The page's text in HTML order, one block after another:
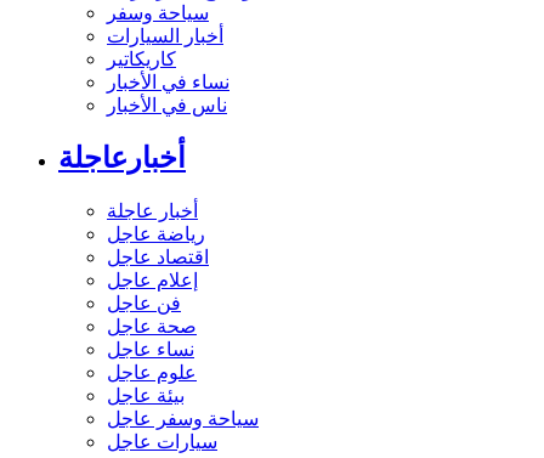
سياحة وسفر
أخبار السيارات
كاريكاتير
نساء في الأخبار
ناس في الأخبار
أخبارعاجلة
أخبار عاجلة
رياضة عاجل
اقتصاد عاجل
إعلام عاجل
فن عاجل
صحة عاجل
نساء عاجل
علوم عاجل
بيئة عاجل
سياحة وسفر عاجل
سيارات عاجل